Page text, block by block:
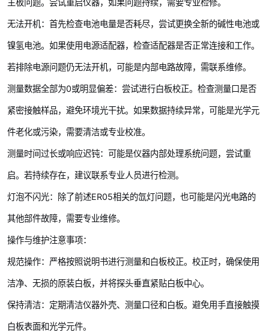
主板问题。尝试重启仪器，如果问题持续，需要专业检修。
无法开机：首先检查电池电量是否耗尽，尝试更换全新的碱性电池或
镍氢电池。如果使用电源适配器，检查适配器是否正常连接和工作。
若排除电源问题仍无法开机，可能是内部电路故障，需联系维修。
测量数据全部为0或明显偏差：尝试进行白板校正。检查测量口是否
紧密接触样品，避免环境光干扰。如果数据持续异常，可能是光学元
件老化或污染，需要清洁或专业校准。
测量时间过长或响应迟钝：可能是仪器内部处理系统问题，尝试重
启。若持续存在，建议联系专业人员进行检测。
灯泡不闪光：除了前述ER05相关的氙灯问题，也可能是闪光电路的
其他部件故障，需要专业维修。
操作与维护注意事项：
规范操作：严格按照说明书进行测量和白板校正。校正时，确保使用
洁净、无损的原装白板，并将探头垂直紧贴白板中心。
保持清洁：定期清洁仪器外壳、测量口径和白板。避免用手直接触摸
白板表面和光学元件。